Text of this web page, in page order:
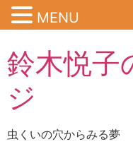
鈴木悦子
ジ
虫くいの穴からみる夢
MENU